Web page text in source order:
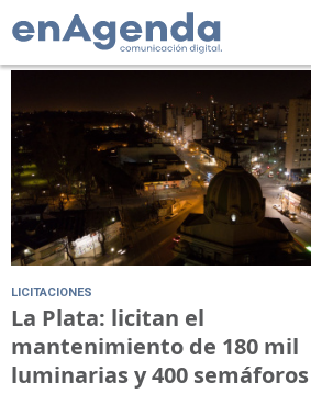
Tag: Jorge Jurado
LICITACIONES
La Plata: licitan el
mantenimiento de 180 mil
luminarias y 400 semáforos